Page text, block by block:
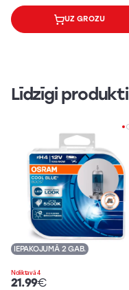
UZ GROZU
Līdzīgi produkti
Noliktavā 4
IEPAKOJUMĀ 2 GAB.
21.99€